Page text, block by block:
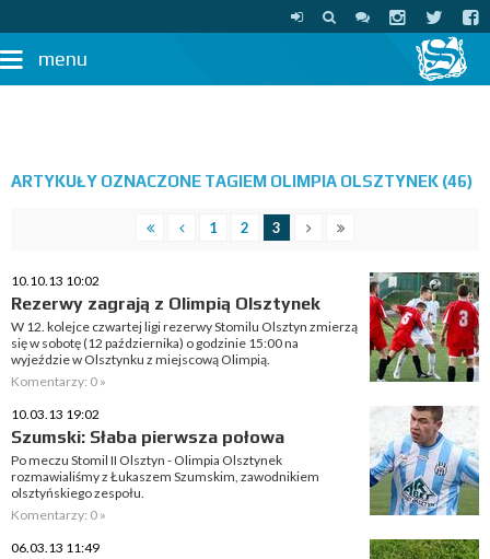
menu
ARTYKUŁY OZNACZONE TAGIEM OLIMPIA OLSZTYNEK (46)
1 2 3
10.10.13 10:02
Rezerwy zagrają z Olimpią Olsztynek
W 12. kolejce czwartej ligi rezerwy Stomilu Olsztyn zmierzą
się w sobotę (12 października) o godzinie 15:00 na
wyjeździe w Olsztynku z miejscową Olimpią.
Komentarzy: 0 »
10.03.13 19:02
Szumski: Słaba pierwsza połowa
Po meczu Stomil II Olsztyn - Olimpia Olsztynek
rozmawialiśmy z Łukaszem Szumskim, zawodnikiem
olsztyńskiego zespołu.
Komentarzy: 0 »
06.03.13 11:49